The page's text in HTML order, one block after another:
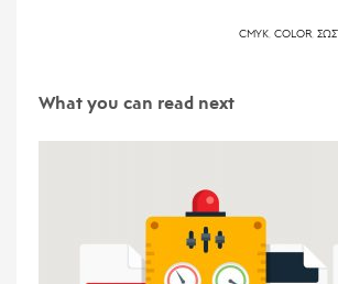
CMYK, COLOR,
What you can read next